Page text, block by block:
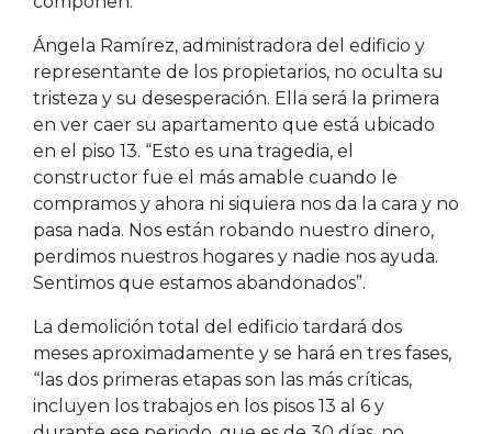
Ángela Ramírez, administradora del edificio y
representante de los propietarios, no oculta su
tristeza y su desesperación. Ella será la primera
en ver caer su apartamento que está ubicado
en el piso 13. “Esto es una tragedia, el
constructor fue el más amable cuando le
compramos y ahora ni siquiera nos da la cara y no
pasa nada. Nos están robando nuestro dinero,
perdimos nuestros hogares y nadie nos ayuda.
Sentimos que estamos abandonados”.
La demolición total del edificio tardará dos
meses aproximadamente y se hará en tres fases,
“las dos primeras etapas son las más críticas,
incluyen los trabajos en los pisos 13 al 6 y